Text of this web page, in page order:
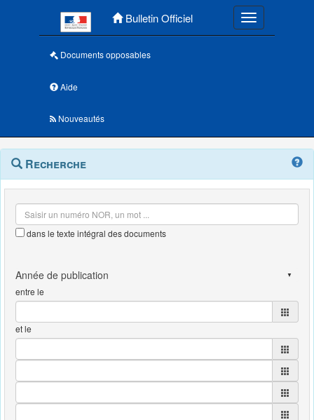
Bulletin Officiel Toggle
Documents opposables
Aide
Nouveautés
Navigation
outils
Menu
contextuel
Recherche
dans le texte intégral des documents
entre le
et le